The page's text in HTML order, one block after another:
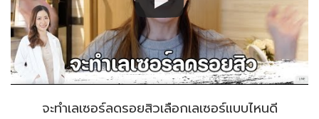
จะทำเลเซอร์ลดรอยสิวเลือกเลเซอร์แบบไหนดี